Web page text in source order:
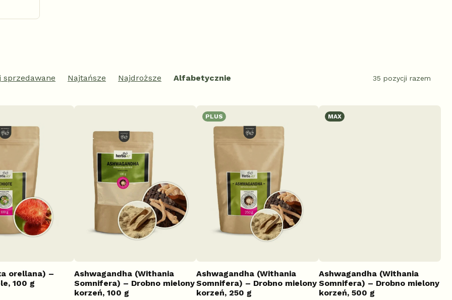
sprzedawane Najtańsze Najdroższe Alfabetycznie 35 pozycji razem
orellana) –
100 g
Ashwagandha (Withania
Somnifera) – Drobno mielony
korzeń, 100 g
PLUS
Ashwagandha (Withania
Somnifera) – Drobno mielony
korzeń, 250 g
MAX
Ashwagandha (Withania
Somnifera) – Drobno mielony
korzeń, 500 g